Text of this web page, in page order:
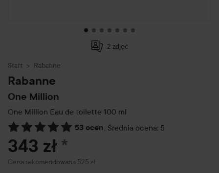
2 zdjęć
Start Rabanne
Rabanne
One Million
One Million Eau de toilette 100 ml
53 ocen, Średnia ocena: 5
Przejdź do Recenzje i komentarze
343 zł *
Cena rekomendowana 525 zł
Zalecana cena 525 zł